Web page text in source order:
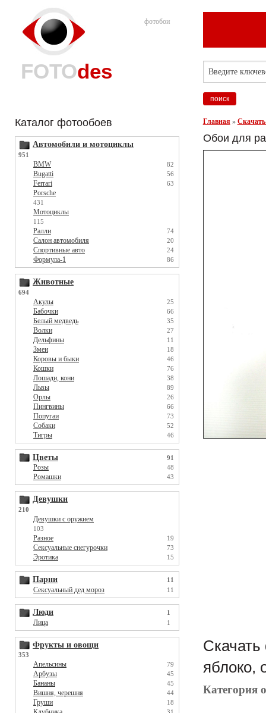
фотобои
FOTOdes
Каталог фотообоев
Автомобили и мотоциклы
951
BMW 82
Bugatti 56
Ferrari 63
Porsche
431
Мотоциклы
115
Ралли 74
Салон автомобиля 20
Спортивные авто 24
Формула-1 86
Животные
694
Акулы 25
Бабочки 66
Белый медведь 35
Волки 27
Дельфины 11
Змеи 18
Коровы и быки 46
Кошки 76
Лошади, кони 38
Львы 89
Орлы 26
Пингвины 66
Попугаи 73
Собаки 52
Тигры 46
Цветы 91
Розы 48
Ромашки 43
Девушки
210
Девушки с оружием
103
Разное 19
Сексуальные снегурочки 73
Эротика 15
Парни 11
Сексуальный дед мороз 11
Люди 1
Лица 1
Фрукты и овощи
353
Апельсины 79
Арбузы 45
Бананы 45
Вишня, черешня 44
Груши 18
Главная »
Обои для
Скачать
яблоко,
Категория